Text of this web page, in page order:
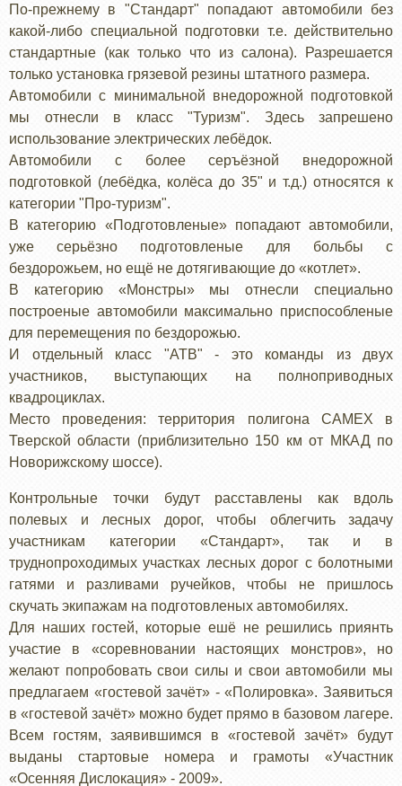
По-прежнему в "Стандарт" попадают автомобили без
какой-либо специальной подготовки т.е. действительно
стандартные (как только что из салона). Разрешается
только установка грязевой резины штатного размера.
Автомобили с минимальной внедорожной подготовкой
мы отнесли в класс "Туризм". Здесь запрешено
использование электрических лебёдок.
Автомобили с более серъёзной внедорожной
подготовкой (лебёдка, колёса до 35" и т.д.) относятся к
категории "Про-туризм".
В категорию «Подготовленые» попадают автомобили,
уже серьёзно подготовленые для больбы с
бездорожьем, но ещё не дотягивающие до «котлет».
В категорию «Монстры» мы отнесли специально
построеные автомобили максимально приспособленые
для перемещения по бездорожью.
И отдельный класс "АТВ" - это команды из двух
участников, выступающих на полноприводных
квадроциклах.
Место проведения: территория полигона CAMEX в
Тверской области (приблизительно 150 км от МКАД по
Новорижскому шоссе).
Контрольные точки будут расставлены как вдоль
полевых и лесных дорог, чтобы облегчить задачу
участникам категории «Стандарт», так и в
труднопроходимых участках лесных дорог с болотными
гатями и разливами ручейков, чтобы не пришлось
скучать экипажам на подготовленых автомобилях.
Для наших гостей, которые ешё не решились приянть
участие в «соревновании настоящих монстров», но
желают попробовать свои силы и свои автомобили мы
предлагаем «гостевой зачёт» - «Полировка». Заявиться
в «гостевой зачёт» можно будет прямо в базовом лагере.
Всем гостям, заявившимся в «гостевой зачёт» будут
выданы стартовые номера и грамоты «Участник
«Осенняя Дислокация» - 2009».